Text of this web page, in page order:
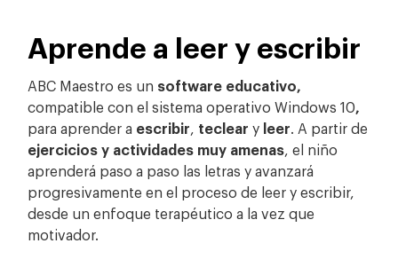
Aprende a leer y escribir
ABC Maestro es un software educativo,
compatible con el sistema operativo Windows 10,
para aprender a escribir, teclear y leer. A partir de
ejercicios y actividades muy amenas, el niño
aprenderá paso a paso las letras y avanzará
progresivamente en el proceso de leer y escribir,
desde un enfoque terapéutico a la vez que
motivador.